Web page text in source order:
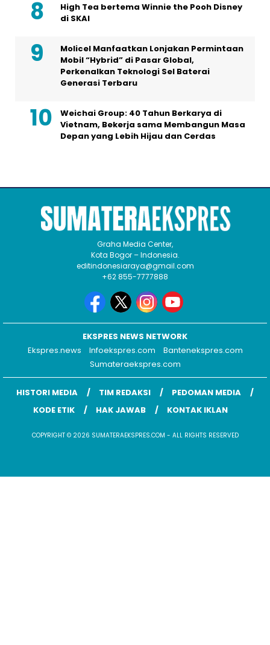
High Tea bertema Winnie the Pooh Disney
di SKAI
Molicel Manfaatkan Lonjakan Permintaan
Mobil “Hybrid” di Pasar Global,
Perkenalkan Teknologi Sel Baterai
Generasi Terbaru
Weichai Group: 40 Tahun Berkarya di
Vietnam, Bekerja sama Membangun Masa
Depan yang Lebih Hijau dan Cerdas
Graha Media Center,
Kota Bogor – Indonesia.
editindonesiaraya@gmail.com
+62 855-7777888
EKSPRES NEWS NETWORK
Ekspres.news
Infoekspres.com
Bantenekspres.com
Sumateraekspres.com
HISTORI MEDIA TIM REDAKSI
PEDOMAN MEDIA
KODE ETIK
HAK JAWAB KONTAK IKLAN
COPYRIGHT © 2026 SUMATERAEKSPRES.COM - ALL RIGHTS RESERVED